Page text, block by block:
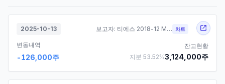
2025-10-13 보고자: 티에스 2018-12 M&A 투자조합 차트
변동내역
-126,000주
잔고현황
지분 53.52%3,124,000주